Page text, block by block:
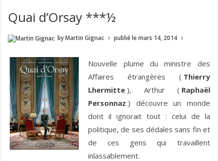
Quai d’Orsay ***½
byMartin Gignac publié lemars 14, 2014
Nouvelle plume du ministre des
Affaires étrangères ( Thierry
Lhermitte ), Arthur ( Raphaël
Personnaz ) découvre un monde
dont il ignorait tout : celui de la
politique, de ses dédales sans fin et
de ces gens qui travaillent
inlassablement.